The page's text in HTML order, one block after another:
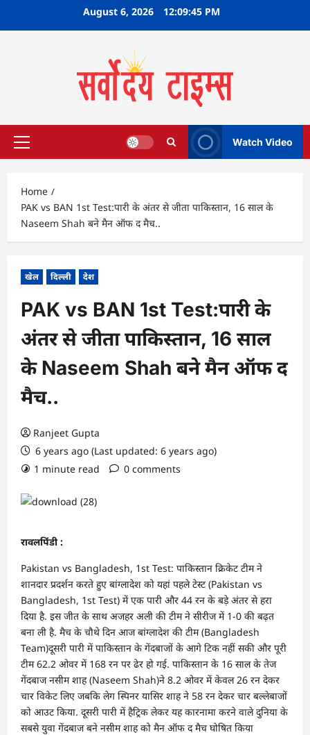
August 6, 2026 12:09:45 PM
Primary
Watch Video
Home
PAK vs BAN 1st Test:पारी के अंतर से जीता पाक‍िस्‍तान, 16 साल के
Naseem Shah बने मैन ऑफ द मैच..
खेल दिल्ली देश
PAK vs BAN 1st Test:पारी के
अंतर से जीता पाक‍िस्‍तान, 16 साल
के Naseem Shah बने मैन ऑफ द
मैच..
Ranjeet Gupta
6 years ago (Last updated: 6 years ago)
1 minute read
0 comments
रावल‍प‍िंडी :
Pakistan vs Bangladesh, 1st Test: पाक‍िस्‍तान क्र‍िकेट टीम ने
शानदार प्रदर्शन करते हुए बांग्‍लादेश को यहां पहले टेस्‍ट (Pakistan vs
Bangladesh, 1st Test) में एक पारी और 44 रन के बड़े अंतर से हरा
द‍िया है. इस जीत के साथ अजहर अली की टीम ने सीरीज में 1-0 की बढ़त
बना ली है. मैच के चौथे द‍िन आज बांग्‍लादेश की टीम (Bangladesh
Team)दूसरी पारी में पाक‍िस्‍तान के गेंदबाजों के आगे ट‍िक नहीं सकी और पूरी
टीम 62.2 ओवर में 168 रन पर ढेर हो गई. पाक‍िस्‍तान के 16 साल के तेज
गेंदबाज नसीम शाह (Naseem Shah)ने 8.2 ओवर में केवल 26 रन देकर
चार व‍िकेट ल‍िए जबक‍ि लेग स्‍प‍िनर यास‍िर शाह ने 58 रन देकर चार बल्‍लेबाजों
को आउट क‍िया. दूसरी पारी में हैट्रि‍क लेकर यह कारनामा करने वाले दुन‍िया के
सबसे युवा गेंदबाज बने नसीम शाह को मैन ऑफ द मैच घोष‍ित क‍िया